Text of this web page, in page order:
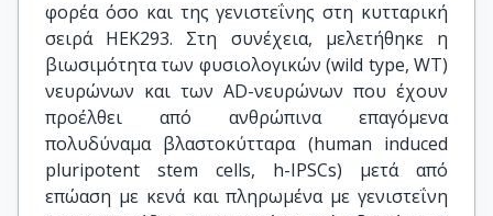
φορέα όσο και της γενιστεΐνης στη κυτταρική
σειρά HEK293. Στη συνέχεια, μελετήθηκε η
βιωσιμότητα των φυσιολογικών (wild type, WT)
νευρώνων και των AD-νευρώνων που έχουν
προέλθει από ανθρώπινα επαγόμενα
πολυδύναμα βλαστοκύτταρα (human induced
pluripotent stem cells, h-IPSCs) μετά από
επώαση με κενά και πληρωμένα με γενιστεΐνη